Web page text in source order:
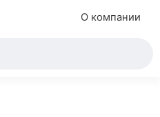
О компании